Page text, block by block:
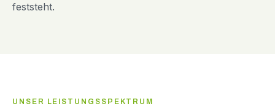
feststeht.
UNSER LEISTUNGSSPEKTRUM